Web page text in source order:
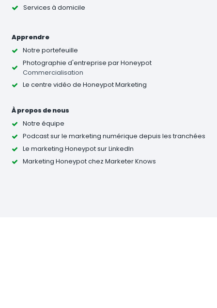
Services à domicile
Apprendre
Notre portefeuille
Photographie d'entreprise par Honeypot
Commercialisation
Le centre vidéo de Honeypot Marketing
À propos de nous
Notre équipe
Podcast sur le marketing numérique depuis les tranchées
Le marketing Honeypot sur LinkedIn
Marketing Honeypot chez Marketer Knows